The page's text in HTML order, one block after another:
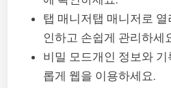
탭 매니저탭 매니저로
인하고 손쉽게 관리하세
비밀 모드개인 정보와
롭게 웹을 이용하세요.